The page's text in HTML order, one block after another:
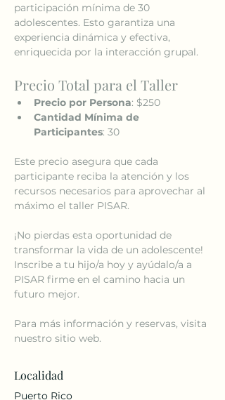
participación mínima de 30
adolescentes. Esto garantiza una
experiencia dinámica y efectiva,
enriquecida por la interacción grupal.
Precio Total para el Taller
Precio por Persona: $250
Cantidad Mínima de
Participantes: 30
Este precio asegura que cada
participante reciba la atención y los
recursos necesarios para aprovechar al
máximo el taller PISAR.
¡No pierdas esta oportunidad de
transformar la vida de un adolescente!
Inscribe a tu hijo/a hoy y ayúdalo/a a
PISAR firme en el camino hacia un
futuro mejor.
Para más información y reservas, visita
nuestro sitio web.
Localidad
Puerto Rico